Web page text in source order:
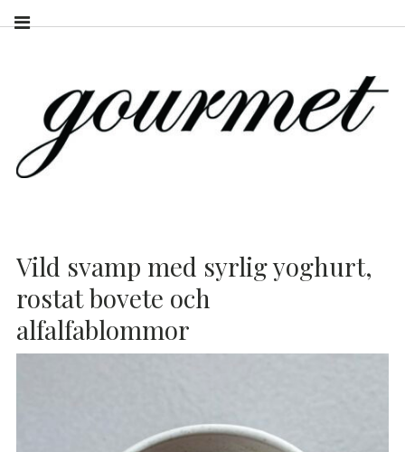
Vild svamp med syrlig yoghurt,
rostat bovete och
alfalfablommor